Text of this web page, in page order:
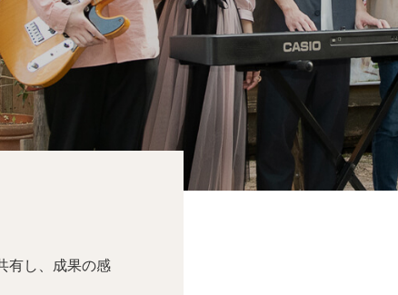
有し、成果の感